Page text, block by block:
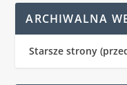
ARCHIWALNA
Starsze strony